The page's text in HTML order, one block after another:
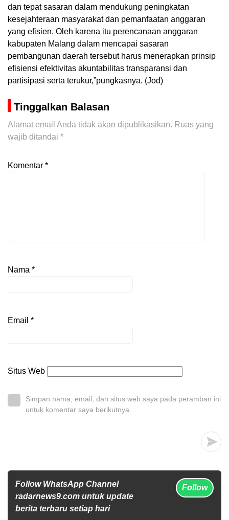
dan tepat sasaran dalam mendukung peningkatan
kesejahteraan masyarakat dan pemanfaatan anggaran
yang efisien. Oleh karena itu perencanaan anggaran
kabupaten Malang dalam mencapai sasaran
pembangunan daerah tersebut harus menerapkan prinsip
efisiensi efektivitas akuntabilitas transparansi dan
partisipasi serta terukur,”pungkasnya. (Jod)
Tinggalkan Balasan
Alamat email Anda tidak akan dipublikasikan. Ruas yang
wajib ditandai *
Komentar *
Nama *
Email *
Situs Web
Simpan nama, email, dan situs web saya pada peramban ini
untuk komentar saya berikutnya.
Follow WhatsApp Channel
radarnews9.com untuk update
berita terbaru setiap hari
Follow